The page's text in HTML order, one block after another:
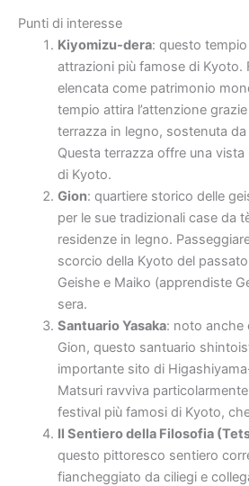
Punti di interesse
Kiyomizu-dera: questo
attrazioni più famose di Kyoto.
elencata come patrimonio
tempio attira l’attenzione
terrazza in legno, sostenuta
Questa terrazza offre una
di Kyoto.
Gion: quartiere storico delle
per le sue tradizionali case da
residenze in legno.
scorcio della Kyoto del
Geishe e Maiko (apprendiste
sera.
Santuario Yasaka: noto anche
Gion, questo santuario
importante sito di
Matsuri ravviva
festival più famosi di Kyoto,
Il Sentiero della Filosofia
questo pittoresco sentiero
fiancheggiato da ciliegi e